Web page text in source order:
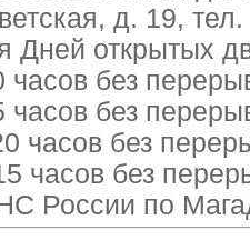
д. 19,
Дней открытых
часов без
часов без
часов без
часов без
России по